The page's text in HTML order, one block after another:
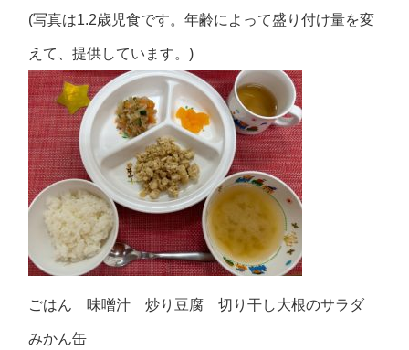
(写真は1.2歳児食です。年齢によって盛り付け量を変
えて、提供しています。)
ごはん 味噌汁 炒り豆腐 切り干し大根のサラダ
みかん缶